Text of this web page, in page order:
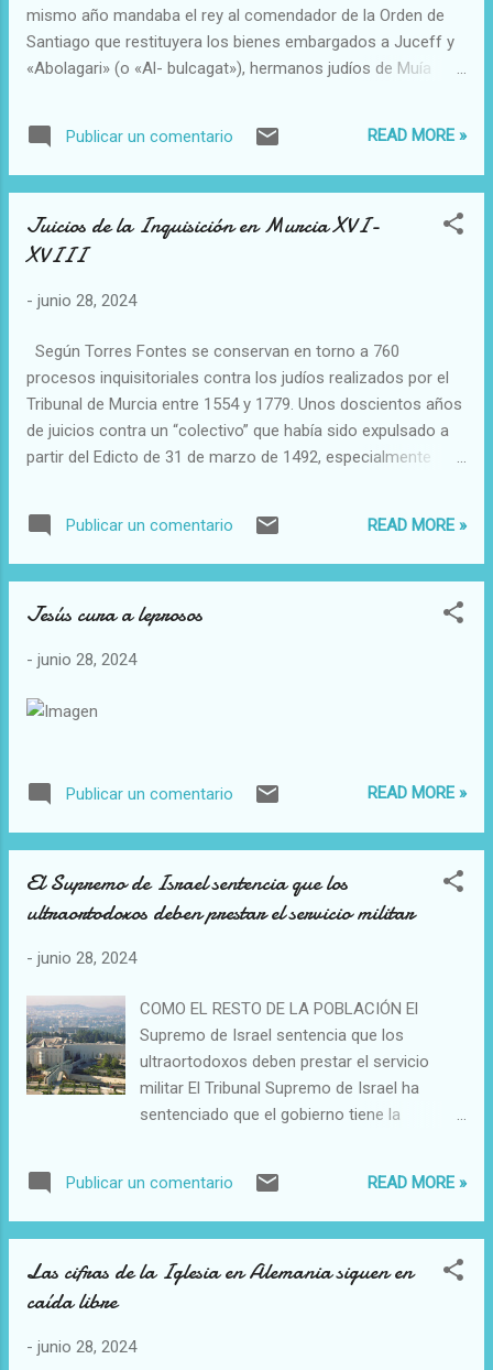
mismo año mandaba el rey al comendador de la Orden de
Santiago que restituyera los bienes embargados a Juceff y
«Abolagari» (o «Al- bulcagat»), hermanos judíos de Muía
Publicar un comentario READ MORE »
Juicios de la Inquisición en Murcia XVI-
XVIII
- junio 28, 2024
Según Torres Fontes se conservan en torno a 760
procesos inquisitoriales contra los judíos realizados por el
Tribunal de Murcia entre 1554 y 1779. Unos doscientos años
de juicios contra un “colectivo” que había sido expulsado a
partir del Edicto de 31 de marzo de 1492, especialmente
murcianos, unas 150 familias de la judería de la capital,
embarcadas, en barcos genoveses, el lunes 16 de abril de
1492 TORRES FONTES, J. 1993, La judería murciana en la
Serie III, Historia Medieval, t. 6 págs. 177-228
Publicar un comentario READ MORE »
Jesús cura a leprosos
- junio 28, 2024
Publicar un comentario READ MORE »
El Supremo de Israel sentencia que los
ultraortodoxos deben prestar el servicio militar
- junio 28, 2024
COMO EL RESTO DE LA POBLACIÓN El
Supremo de Israel sentencia que los
ultraortodoxos deben prestar el servicio
militar El Tribunal Supremo de Israel ha
sentenciado que el gobierno tiene la
que cumple obligatoriamente el resto de
judíos del país. La sentencia, que recibió el
tribunal, decreta igualmente que el estado no
Publicar un comentario READ MORE »
Las cifras de la Iglesia en Alemania siguen en
caída libre
- junio 28, 2024